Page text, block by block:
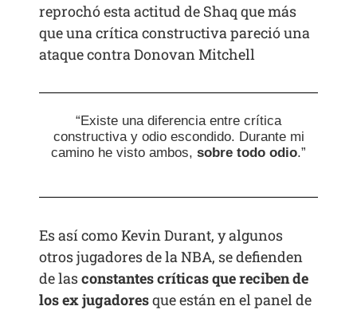
reprochó esta actitud de Shaq que más
que una crítica constructiva pareció una
ataque contra Donovan Mitchell
“Existe una diferencia entre crítica
constructiva y odio escondido. Durante mi
camino he visto ambos, sobre todo odio.”
Es así como Kevin Durant, y algunos
otros jugadores de la NBA, se defienden
de lasconstantes críticas que reciben de
los ex jugadoresque están en el panel de